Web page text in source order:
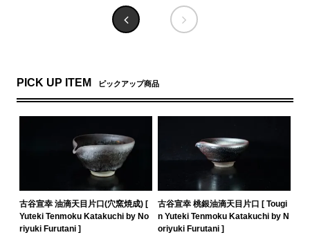
PICK UP ITEM ピックアップ商品
古谷宣幸 油滴天目片口(穴窯焼成) [
Yuteki Tenmoku Katakuchi by No
riyuki Furutani ]
古谷宣幸 桃銀油滴天目片口 [ Tougi
n Yuteki Tenmoku Katakuchi by N
oriyuki Furutani ]